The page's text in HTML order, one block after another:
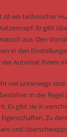
ist ein technischer
Er gibt
aus. Den
in den
Automat Ihrem
viel unterwegs
in der Regel
Es gibt sie in
Zu
und